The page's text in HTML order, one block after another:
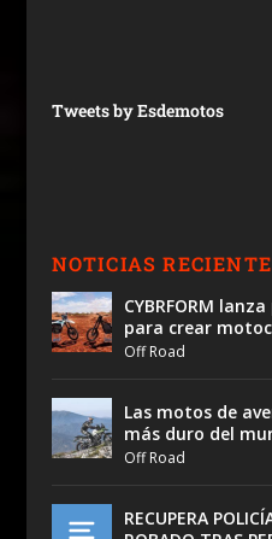
Tweets by Esdemotos
NOTICIAS
CYBRFORM
para crear
Off Road
Las motos de
más duro del
Off Road
RECUPERA